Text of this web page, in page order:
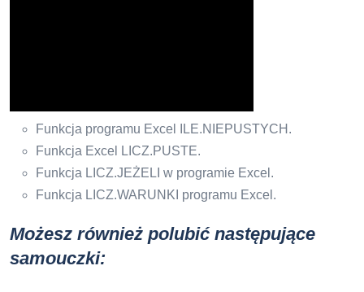
Funkcja programu Excel ILE.NIEPUSTYCH.
Funkcja Excel LICZ.PUSTE.
Funkcja LICZ.JEŻELI w programie Excel.
Funkcja LICZ.WARUNKI programu Excel.
Możesz również polubić następujące
samouczki: